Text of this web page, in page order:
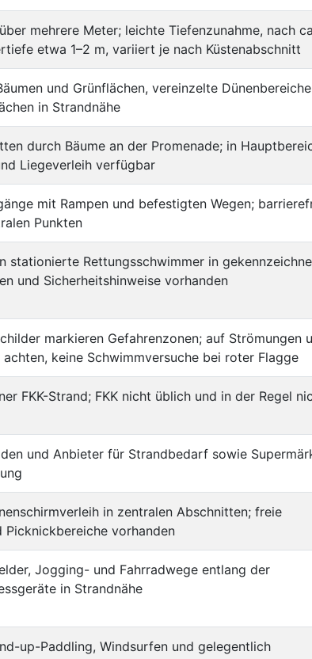
mehrere Meter; leichte Tiefenzunahme, nach
etwa 1–2 m, variiert je nach Küstenabschnitt
und Grünflächen, vereinzelte
in Strandnähe
durch Bäume an der Promenade; in
Liegeverleih verfügbar
mit Rampen und befestigten Wegen;
Punkten
stationierte Rettungsschwimmer in
und Sicherheitshinweise vorhanden
markieren Gefahrenzonen; auf Strömungen
keine Schwimmversuche bei roter Flagge
FKK-Strand; FKK nicht üblich und in der Regel
und Anbieter für Strandbedarf sowie
in zentralen Abschnitten; freie
Picknickbereiche vorhanden
Jogging- und Fahrradwege entlang der
in Strandnähe
up-Paddling, Windsurfen und gelegentlich